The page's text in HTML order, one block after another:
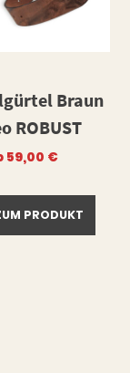
Braun
ROBUST
59,00 €
PRODUKT